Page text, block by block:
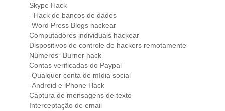
Skype Hack
- Hack de bancos de dados
-Word Press Blogs hackear
Computadores individuais hackear
Dispositivos de controle de hackers remotamente
Números -Burner hack
Contas verificadas do Paypal
-Qualquer conta de mídia social
-Android e iPhone Hack
Captura de mensagens de texto
Interceptação de email